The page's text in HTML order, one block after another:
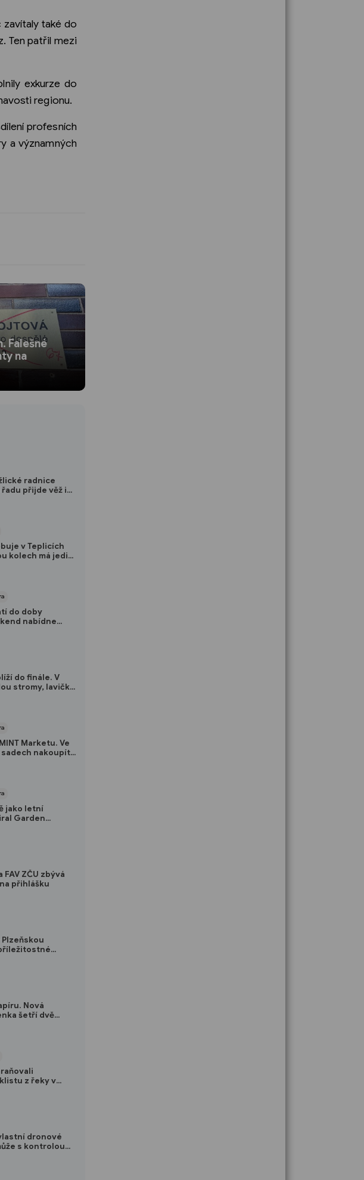
zavítaly také do
Ten patřil mezi
exkurze do
regionu.
profesních
a významných
Falešné
na
radnice
přijde věž i
v Teplicích
kolech má jediný
do doby
nabídne
pro děti
do finále. V
stromy, lavičky
Marketu. Ve
nakoupíte
keramiku
jako letní
Garden
soboty
FAV ZČU zbývá
přihlášku
Plzeňskou
Nová
šetří dvě
přestup
z řeky v
Varů
dronové
s kontrolou
ve městě